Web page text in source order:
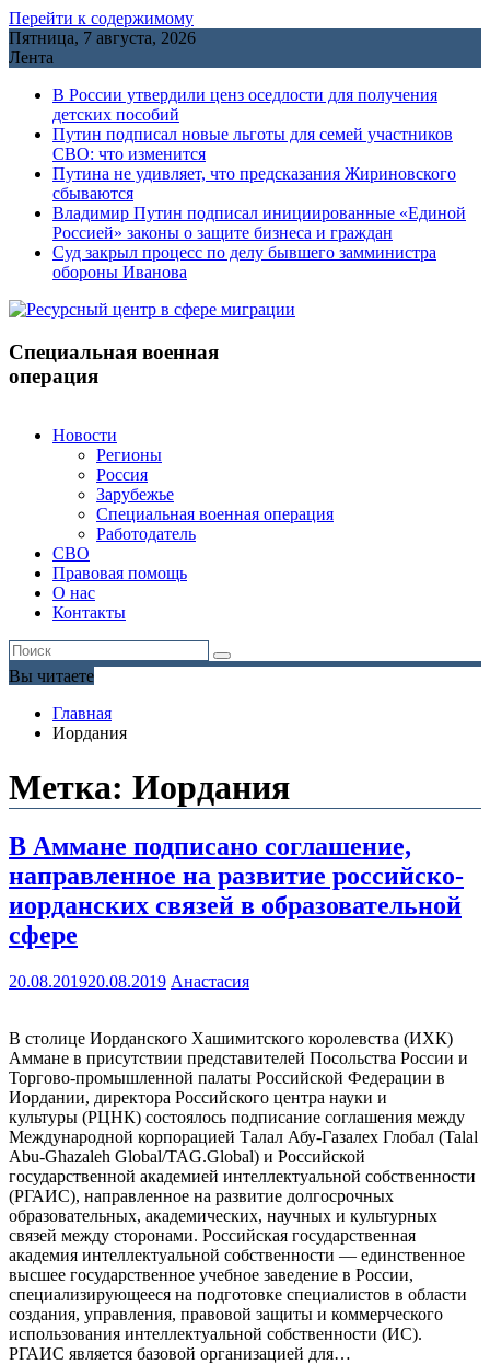
Перейти к содержимому
Пятница, 7 августа, 2026
Лента
В России утвердили ценз оседлости для получения
детских пособий
Путин подписал новые льготы для семей участников
СВО: что изменится
Путина не удивляет, что предсказания Жириновского
сбываются
Владимир Путин подписал инициированные «Единой
Россией» законы о защите бизнеса и граждан
Cуд закрыл процесс по делу бывшего замминистра
обороны Иванова
Специальная военная
операция
Новости
Регионы
Россия
Зарубежье
Специальная военная операция
Работодатель
СВО
Правовая помощь
О нас
Контакты
Вы читаете
Главная
Иордания
Метка: Иордания
В Аммане подписано соглашение,
направленное на развитие российско-
иорданских связей в образовательной
сфере
20.08.201920.08.2019 Анастасия
В столице Иорданского Хашимитского королевства (ИХК)
Аммане в присутствии представителей Посольства России и
Торгово-промышленной палаты Российской Федерации в
Иордании, директора Российского центра науки и
культуры (РЦНК) состоялось подписание соглашения между
Международной корпорацией Талал Абу-Газалех Глобал (Talal
Abu-Ghazaleh Global/TAG.Global) и Российской
государственной академией интеллектуальной собственности
(РГАИС), направленное на развитие долгосрочных
образовательных, академических, научных и культурных
связей между сторонами. Российская государственная
академия интеллектуальной собственности — единственное
высшее государственное учебное заведение в России,
специализирующееся на подготовке специалистов в области
создания, управления, правовой защиты и коммерческого
использования интеллектуальной собственности (ИС).
РГАИС является базовой организацией для…